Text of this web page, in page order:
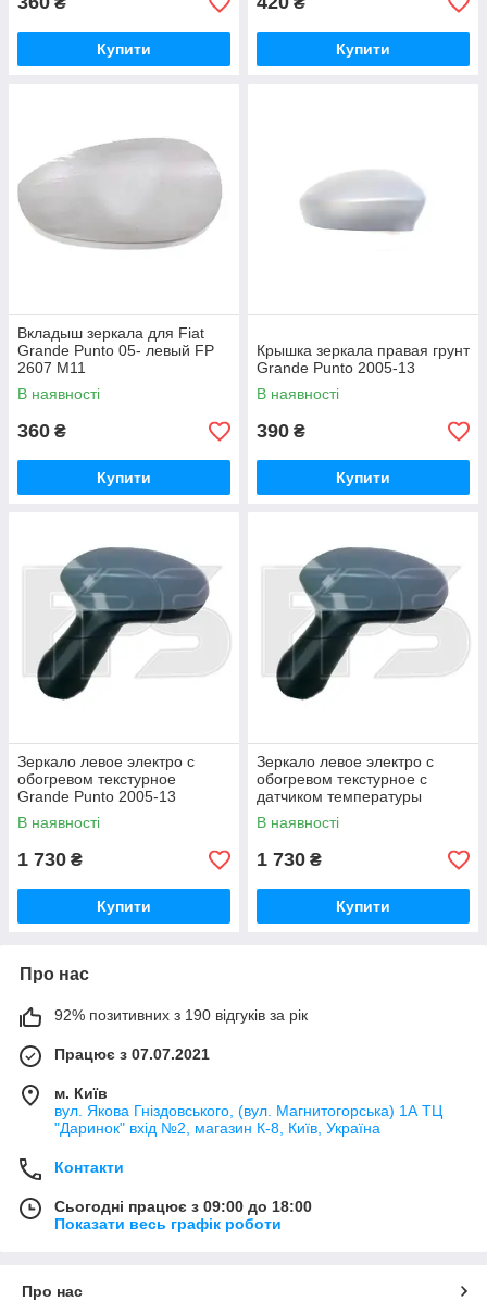
Купити Купити
Вкладыш зеркала для Fiat
Grande Punto 05- левый FP
2607 M11
В наявності
360 ₴
Купити
Крышка зеркала правая грунт
Grande Punto 2005-13
В наявності
390 ₴
Купити
Зеркало левое электро с
обогревом текстурное
Grande Punto 2005-13
В наявності
1 730 ₴
Купити
Зеркало левое электро с
обогревом текстурное с
датчиком температуры
Grande Punto 2005-13
В наявності
1 730 ₴
Купити
Про нас
92% позитивних з 190 відгуків за рік
Працює з 07.07.2021
м. Київ
вул. Якова Гніздовського, (вул. Магнитогорська) 1А ТЦ
"Даринок" вхід №2, магазин К-8, Київ, Україна
Контакти
Сьогодні працює з 09:00 до 18:00
Показати весь графік роботи
Про нас